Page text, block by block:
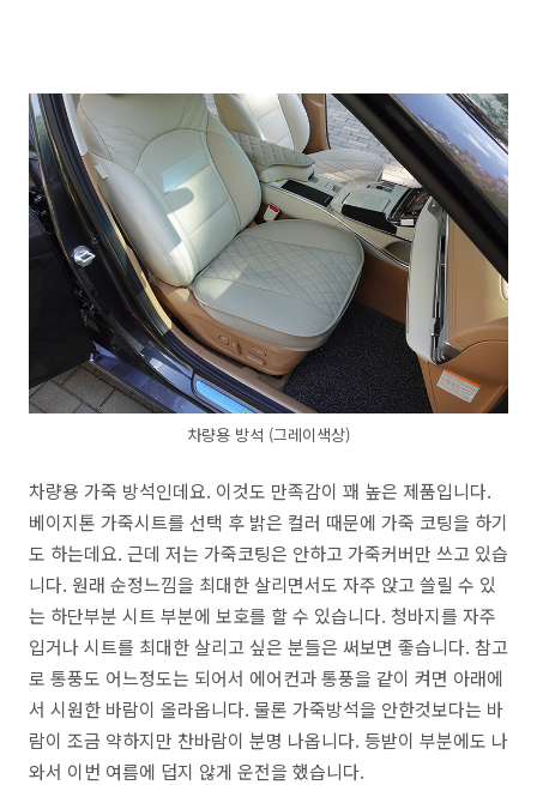
차량용 방석 (그레이색상)
차량용 가죽 방석인데요. 이것도 만족감이 꽤 높은 제품입니다.
베이지톤 가죽시트를 선택 후 밝은 컬러 때문에 가죽 코팅을 하기
도 하는데요. 근데 저는 가죽코팅은 안하고 가죽커버만 쓰고 있습
니다. 원래 순정느낌을 최대한 살리면서도 자주 앉고 쓸릴 수 있
는 하단부분 시트 부분에 보호를 할 수 있습니다. 청바지를 자주
입거나 시트를 최대한 살리고 싶은 분들은 써보면 좋습니다. 참고
로 통풍도 어느정도는 되어서 에어컨과 통풍을 같이 켜면 아래에
서 시원한 바람이 올라옵니다. 물론 가죽방석을 안한것보다는 바
람이 조금 약하지만 찬바람이 분명 나옵니다. 등받이 부분에도 나
와서 이번 여름에 덥지 않게 운전을 했습니다.